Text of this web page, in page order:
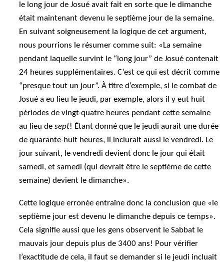
le long jour de Josué avait fait en sorte que le dimanche
était maintenant devenu le septième jour de la semaine.
En suivant soigneusement la logique de cet argument,
nous pourrions le résumer comme suit: «La semaine
pendant laquelle survint le “long jour” de Josué contenait
24 heures supplémentaires. C’est ce qui est décrit comme
“presque tout un jour”. À titre d’exemple, si le combat de
Josué a eu lieu le jeudi, par exemple, alors il y eut huit
périodes de vingt-quatre heures pendant cette semaine
au lieu desept! Étant donné que le jeudi aurait une durée
de quarante-huit heures, il inclurait aussi le vendredi. Le
jour suivant, le vendredi devient donc le jour qui était
samedi, et samedi (qui devrait être le septième de cette
semaine) devient le dimanche».
Cette logique erronée entraîne donc la conclusion que «le
septième jour est devenu le dimanche depuis ce temps».
Cela signifie aussi que les gens observent le Sabbat le
mauvais jour depuis plus de 3400 ans! Pour vérifier
l’exactitude de cela, il faut se demander si le jeudi incluait